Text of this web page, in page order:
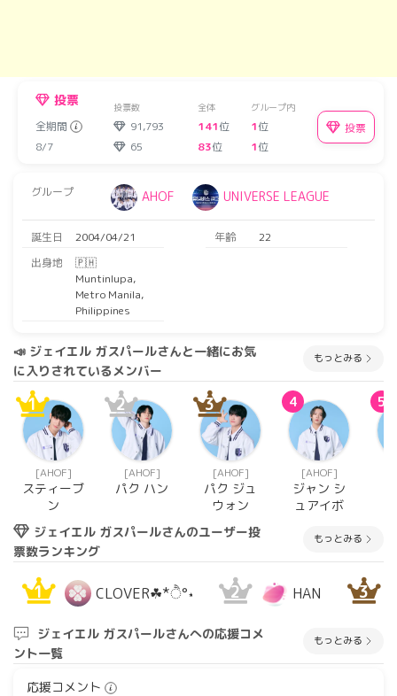
投票 投票数 全体 グループ内
全期間 91,793 141位 1位
8/7
65 83位 1位
投票
グループ AHOF UNIVERSE LEAGUE
誕生日 2004/04/21 年齢
22
出身地
🇵🇭
Muntinlupa,
Metro Manila,
Philippines
📣 ジェイエル ガスパールさんと一緒にお気
に入りされているメンバー
もっとみる
1
[AHOF]
スティーブ
ン
2
[AHOF]
パク ハン
3
[AHOF]
パク ジュ
ウォン
4
[AHOF]
ジャン シ
ュアイボ
5
ジェイエル ガスパールさんのユーザー投
票数ランキング
もっとみる
1 CLOVER☘︎*ੈ°⋆ 2 HAN 3
ジェイエル ガスパールさんへの応援コメ
ント一覧
もっとみる
応援コメント